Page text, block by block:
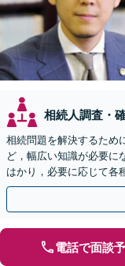
相続人調査・
相続問題を解決するため
ど，幅広い知識が必要に
はかり，必要に応じて各
電話で面談